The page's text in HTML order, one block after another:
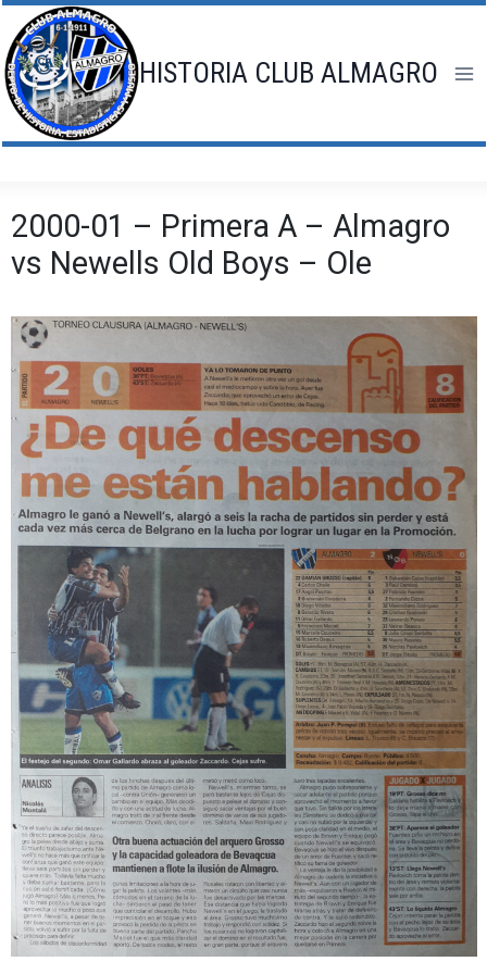
Saltar
al
contenido
HISTORIA CLUB ALMAGRO
2000-01 – Primera A – Almagro
vs Newells Old Boys – Ole